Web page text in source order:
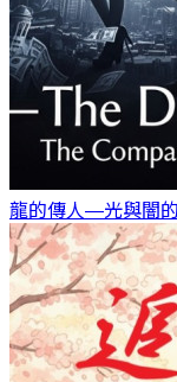
龍的傳人—光與闇